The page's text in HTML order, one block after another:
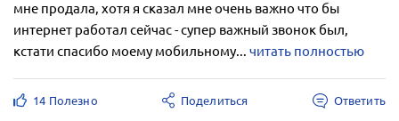
мне продала, хотя я сказал мне очень важно что бы
интернет работал сейчас - супер важный звонок был,
кстати спасибо моему мобильному... читать полностью
14 Полезно Поделиться Ответить